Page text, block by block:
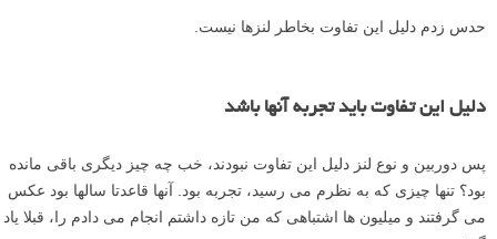
حدس زدم دلیل این تفاوت بخاطر لنزها نیست.
دلیل این تفاوت باید تجربه آنها باشد
پس دوربین و نوع لنز دلیل این تفاوت نبودند، خب چه چیز دیگری باقی مانده
بود؟ تنها چیزی که به نظرم می رسید، تجربه بود. آنها قاعدتا سالها بود عکس
می گرفتند و میلیون ها اشتباهی که من تازه داشتم انجام می دادم را، قبلا یاد